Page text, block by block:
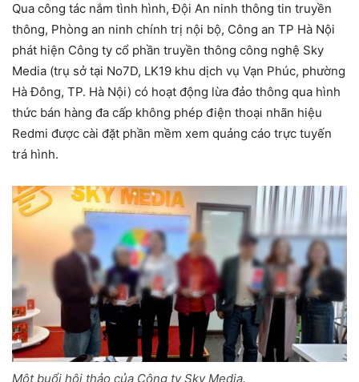
Qua công tác nắm tình hình, Đội An ninh thông tin truyền
thông, Phòng an ninh chính trị nội bộ, Công an TP Hà Nội
phát hiện Công ty cổ phần truyền thông công nghệ Sky
Media (trụ sở tại No7D, LK19 khu dịch vụ Vạn Phúc, phường
Hà Đông, TP. Hà Nội) có hoạt động lừa đảo thông qua hình
thức bán hàng đa cấp không phép điện thoại nhãn hiệu
Redmi được cài đặt phần mềm xem quảng cáo trực tuyến
trá hình.
Một buổi hội thảo của Công ty Sky Media.